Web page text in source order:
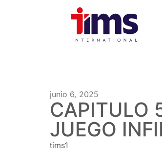
junio 6, 2025
CAPITULO
JUEGO
tims1